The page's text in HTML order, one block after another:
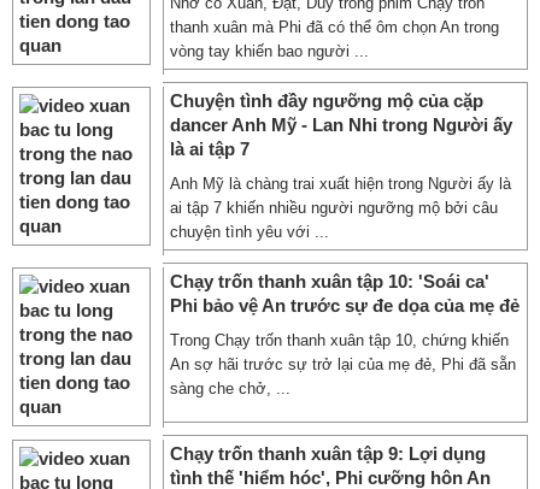
thanh xuân mà Phi đã có thể ôm chọn An trong
vòng tay khiến bao người ...
Chuyện tình đầy ngưỡng mộ của cặp
dancer Anh Mỹ - Lan Nhi trong Người ấy
là ai tập 7
Anh Mỹ là chàng trai xuất hiện trong Người ấy là
ai tập 7 khiến nhiều người ngưỡng mộ bởi câu
chuyện tình yêu với ...
Chạy trốn thanh xuân tập 10: 'Soái ca'
Phi bảo vệ An trước sự đe dọa của mẹ đẻ
Trong Chạy trốn thanh xuân tập 10, chứng khiến
An sợ hãi trước sự trở lại của mẹ đẻ, Phi đã sẵn
sàng che chở, ...
Chạy trốn thanh xuân tập 9: Lợi dụng
tình thế 'hiểm hóc', Phi cưỡng hôn An